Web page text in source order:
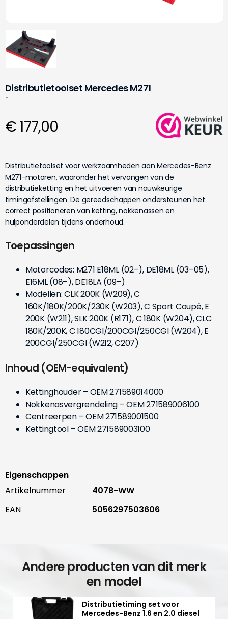
Distributietoolset Mercedes M271
`
€ 177,00
Distributietoolset voor werkzaamheden aan Mercedes-Benz
M271-motoren, waaronder het vervangen van de
distributieketting en het uitvoeren van nauwkeurige
timingafstellingen. De gereedschappen ondersteunen het
correct positioneren van ketting, nokkenassen en
hulponderdelen tijdens onderhoud.
Toepassingen
Motorcodes: M271 E18ML (02–), DE18ML (03–05),
E16ML (08–), DE18LA (09–)
Modellen: CLK 200K (W209), C
160K/180K/200K/230K (W203), C Sport Coupé, E
200K (W211), SLK 200K (R171), C 180K (W204), CLC
180K/200K, C 180CGI/200CGI/250CGI (W204), E
200CGI/250CGI (W212, C207)
Inhoud (OEM-equivalent)
Kettinghouder – OEM 271589014000
Nokkenasvergrendeling – OEM 271589006100
Centreerpen – OEM 271589001500
Kettingtool – OEM 271589003100
Eigenschappen
Artikelnummer
4078-WW
EAN
5056297503606
Andere producten van dit merk
en model
Distributietiming set voor
Mercedes-Benz 1.6 en 2.0 diesel